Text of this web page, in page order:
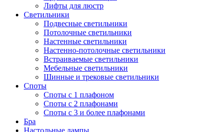
Лифты для люстр
Светильники
Подвесные светильники
Потолочные светильники
Настенные светильники
Настенно-потолочные светильники
Встраиваемые светильники
Мебельные светильники
Шинные и трековые светильники
Споты
Споты с 1 плафоном
Споты с 2 плафонами
Споты с 3 и более плафонами
Бра
Настольные лампы